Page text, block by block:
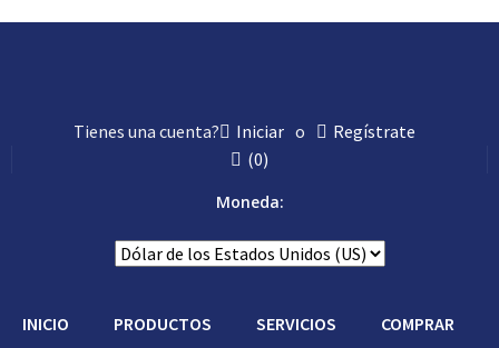
Tienes una cuenta? Iniciar o
Regístrate
(0)
Moneda:
INICIO PRODUCTOS SERVICIOS COMPRAR